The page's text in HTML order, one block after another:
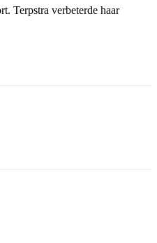
Terpstra verbeterde haar